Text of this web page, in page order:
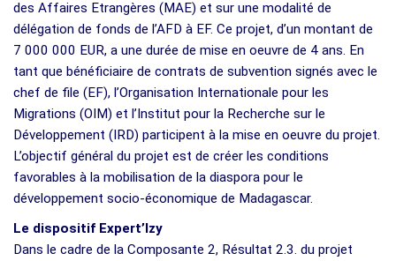
des Affaires Etrangères (MAE) et sur une modalité de
délégation de fonds de l’AFD à EF. Ce projet, d’un montant de
7 000 000 EUR, a une durée de mise en oeuvre de 4 ans. En
tant que bénéficiaire de contrats de subvention signés avec le
chef de file (EF), l’Organisation Internationale pour les
Migrations (OIM) et l’Institut pour la Recherche sur le
Développement (IRD) participent à la mise en oeuvre du projet.
L’objectif général du projet est de créer les conditions
favorables à la mobilisation de la diaspora pour le
développement socio-économique de Madagascar.
Le dispositif Expert’Izy
Dans le cadre de la Composante 2, Résultat 2.3. du projet